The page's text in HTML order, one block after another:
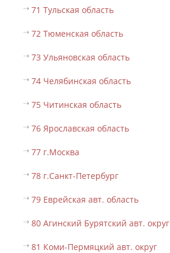
71 Тульская область
72 Тюменская область
73 Ульяновская область
74 Челябинская область
75 Читинская область
76 Ярославская область
77 г.Москва
78 г.Санкт-Петербург
79 Еврейская авт. область
80 Агинский Бурятский авт. округ
81 Коми-Пермяцкий авт. округ